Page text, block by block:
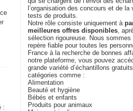
:
l’organisation des concours et de la
tests de produits.
Notre rôle consiste uniquement à
meilleures offres disponibles,
sélection rigoureuse. Nous sommes
repère fiable pour toutes les
France à la recherche de bonnes
notre plateforme, vous pouvez
grande variété d’échantillons
catégories comme :
Alimentation
Beauté et hygiène
Bébés et enfants
Produits pour animaux